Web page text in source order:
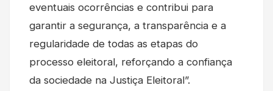
eventuais ocorrências e contribui para
garantir a segurança, a transparência e a
regularidade de todas as etapas do
processo eleitoral, reforçando a confiança
da sociedade na Justiça Eleitoral”.